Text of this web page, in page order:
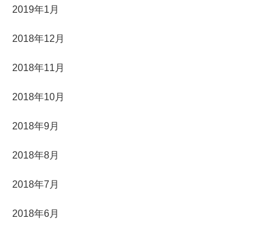
2019年1月
2018年12月
2018年11月
2018年10月
2018年9月
2018年8月
2018年7月
2018年6月